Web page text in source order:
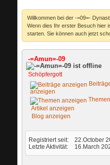
Willkommen bei der -=09=-
Wenn dies Ihr erster Besuch hier
starten. Sie können auch jetzt
-=Amun=-09
Schöpfergott
anzeigen
Artikel anzeigen
Blog anzeigen
Registriert seit
22.October
Letzte Aktivität
16.March